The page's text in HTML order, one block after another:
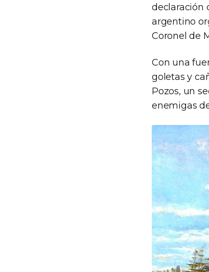
declaración
argentino
Coronel de
Con una
goletas y
Pozos, un
enemigas